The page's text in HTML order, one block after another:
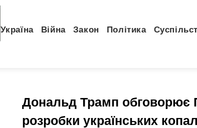
Україна Війна Закон Політика
Дональд Трамп обговорює
розробки українських